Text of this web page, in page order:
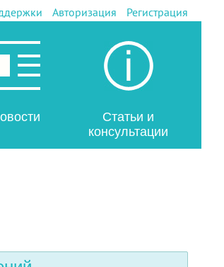
Авторизация Регистрация
Статьи и
консультации